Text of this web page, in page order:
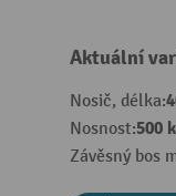
Aktuální
Nosič, délka:
Nosnost:500
Závěsný bos